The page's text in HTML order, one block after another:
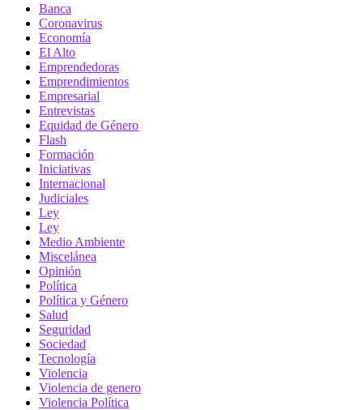
Banca
Coronavirus
Economía
El Alto
Emprendedoras
Emprendimientos
Empresarial
Entrevistas
Equidad de Género
Flash
Formación
Iniciativas
Internacional
Judiciales
Ley
Ley
Medio Ambiente
Miscelánea
Opinión
Política
Política y Género
Salud
Seguridad
Sociedad
Tecnología
Violencia
Violencia de genero
Violencia Política